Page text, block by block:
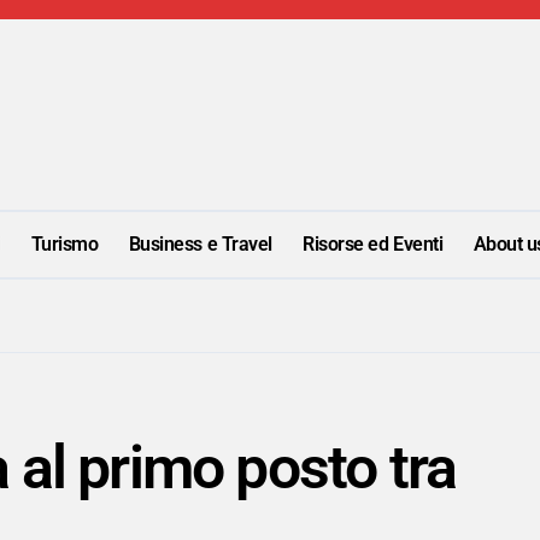
Turismo Business e Travel Risorse ed Eventi About
al primo posto tra